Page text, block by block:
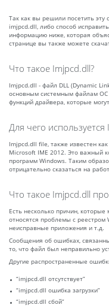
Так как вы решили посетить
imjpcd.dll, либо способ
информацию ниже, которая
странице вы также можете
Что такое Imjpcd.dll?
Imjpcd.dll - файл DLL (Dynamic
основным системным файлам
функций драйвера, которые
Для чего используется
Imjpcd.dll file, также известен
Microsoft IME 2012. Это важный
программ Windows. Таким
отрицательно сказаться на
Что такое Imjpcd.dll
Есть несколько причин,
относятся проблемы с реестром
неисправные приложения и т.д.
Сообщения об ошибках,
то, что файл был неправильно
Другие распространенные
“imjpcd.dll отсутствует”
“imjpcd.dll ошибка загрузки”
“imjpcd.dll сбой”